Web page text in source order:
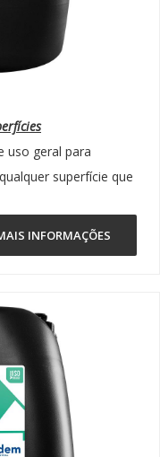
uso geral para
superfície que
INFORMAÇÕES